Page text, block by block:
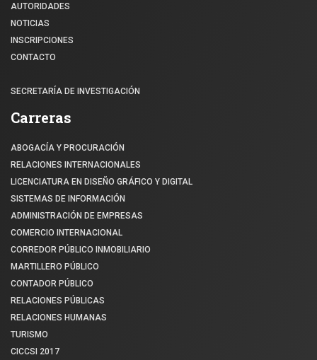
AUTORIDADES
NOTICIAS
INSCRIPCIONES
CONTACTO
SECRETARÍA DE INVESTIGACIÓN
Carreras
ABOGACÍA Y PROCURACIÓN
RELACIONES INTERNACIONALES
LICENCIATURA EN DISEÑO GRÁFICO Y DIGITAL
SISTEMAS DE INFORMACIÓN
ADMINISTRACIÓN DE EMPRESAS
COMERCIO INTERNACIONAL
CORREDOR PÚBLICO INMOBILIARIO
MARTILLERO PÚBLICO
CONTADOR PÚBLICO
RELACIONES PÚBLICAS
RELACIONES HUMANAS
TURISMO
CICCSI 2017